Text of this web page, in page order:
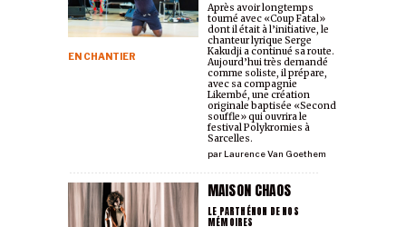
EN CHANTIER
parLaurence Van Goethem
Après avoir longtemps
tourné avec «Coup Fatal»
dont il était à l’initiative, le
chanteur lyrique Serge
Kakudji a continué sa route.
Aujourd’hui très demandé
comme soliste, il prépare,
avec sa compagnie
Likembé, une création
originale baptisée «Second
souffle» qui ouvrira le
festival Polykromies à
Sarcelles.
MAISON CHAOS
LE PARTHÉNON DE NOS
MÉMOIRES